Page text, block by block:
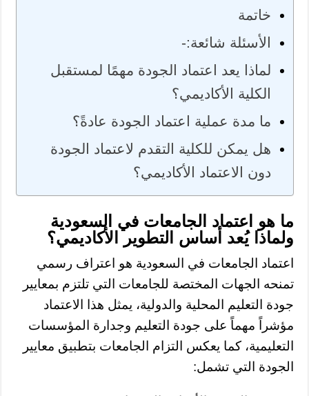
خاتمة
الأسئلة شائعة:-
لماذا يعد اعتماد الجودة مهمًا لمستقبل
الكلية الأكاديمي؟
ما مدة عملية اعتماد الجودة عادةً؟
هل يمكن للكلية التقدم لاعتماد الجودة
دون الاعتماد الأكاديمي؟
ما هو اعتماد الجامعات في السعودية
ولماذا يُعد أساس التطوير الأكاديمي؟
اعتماد الجامعات في السعودية هو اعتراف رسمي
تمنحه الجهات المختصة للجامعات التي تلتزم بمعايير
جودة التعليم المحلية والدولية، يمثل هذا الاعتماد
مؤشراً مهماً على جودة التعليم وجدارة المؤسسات
التعليمية، كما يعكس التزام الجامعات بتطبيق معايير
الجودة التي تشمل: